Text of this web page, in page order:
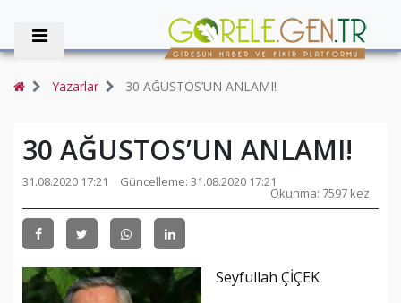
Yazarlar 30 AĞUSTOS’UN ANLAMI!
30 AĞUSTOS’UN ANLAMI!
31.08.2020 17:21 Güncelleme: 31.08.2020 17:21
Okunma: 7597 kez
Seyfullah ÇİÇEK